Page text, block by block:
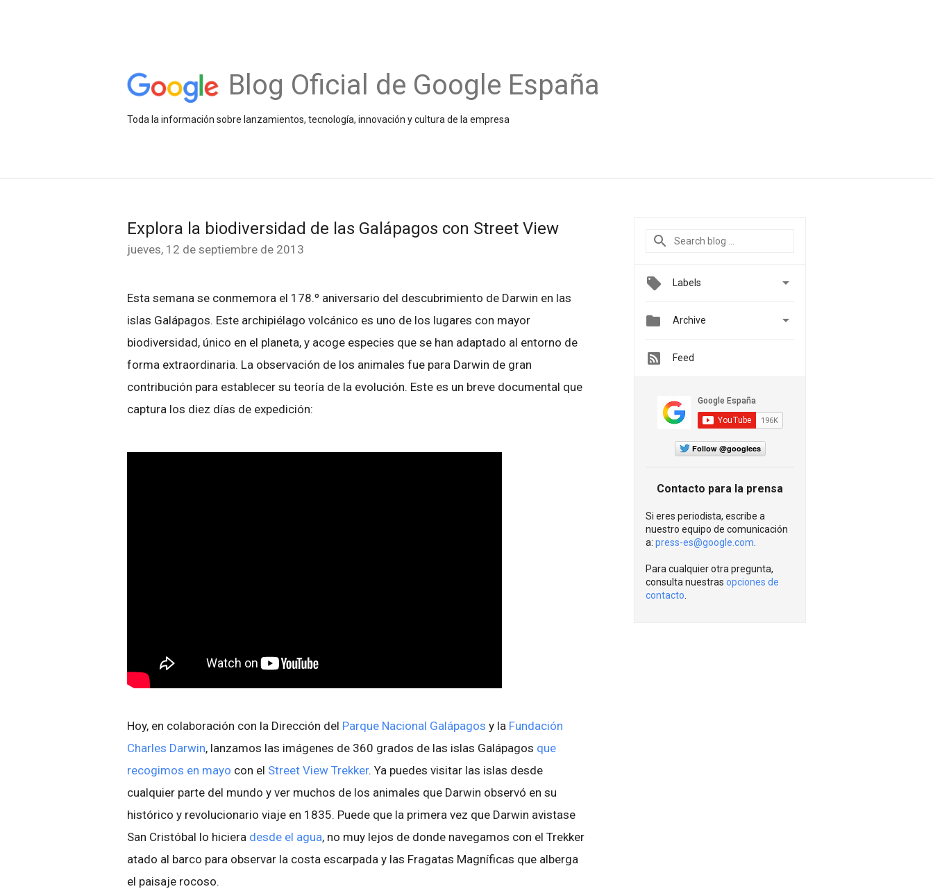
Blog Oficial de Google España
Toda la información sobre lanzamientos, tecnología, innovación y cultura de la empresa
Explora la biodiversidad de las Galápagos con Street View
jueves, 12 de septiembre de 2013
Esta semana se conmemora el 178.º aniversario del descubrimiento de Darwin en las
islas Galápagos. Este archipiélago volcánico es uno de los lugares con mayor
biodiversidad, único en el planeta, y acoge especies que se han adaptado al entorno de
forma extraordinaria. La observación de los animales fue para Darwin de gran
contribución para establecer su teoría de la evolución. Este es un breve documental que
captura los diez días de expedición:
Hoy, en colaboración con la Dirección del Parque Nacional Galápagos y la Fundación
Charles Darwin, lanzamos las imágenes de 360 grados de las islas Galápagos que
recogimos en mayo con el Street View Trekker. Ya puedes visitar las islas desde
cualquier parte del mundo y ver muchos de los animales que Darwin observó en su
histórico y revolucionario viaje en 1835. Puede que la primera vez que Darwin avistase
San Cristóbal lo hiciera desde el agua, no muy lejos de donde navegamos con el Trekker
atado al barco para observar la costa escarpada y las Fragatas Magníficas que alberga
el paisaje rocoso.
Labels 
 Archive 
Feed
Follow @googlees
Contacto para la prensa
Si eres periodista, escribe a
nuestro equipo de comunicación
a: press-es@google.com
Para cualquier otra pregunta,
consulta nuestras opciones de
contacto